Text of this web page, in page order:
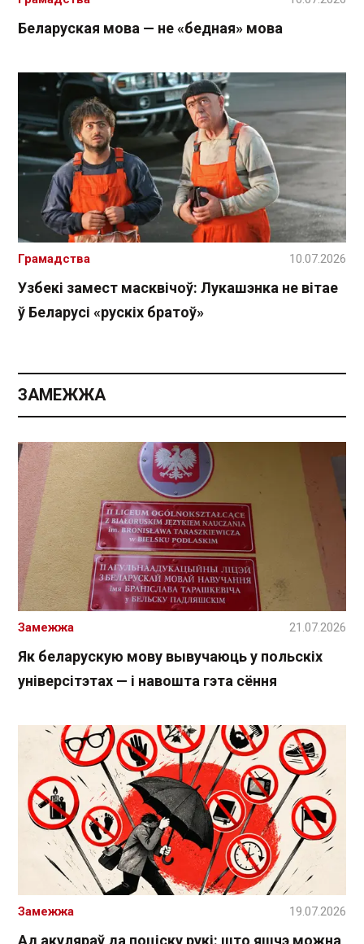
Беларуская мова — не «бедная» мова
Узбекі замест масквічоў: Лукашэнка не вітае
ў Беларусі «рускіх братоў»
Грамадства 10.07.2026
ЗАМЕЖЖА
Як беларускую мову вывучаюць у польскіх
універсітэтах — і навошта гэта сёння
Замежжа 21.07.2026
Ад акуляраў да поціску рукі: што яшчэ можна
Замежжа 19.07.2026